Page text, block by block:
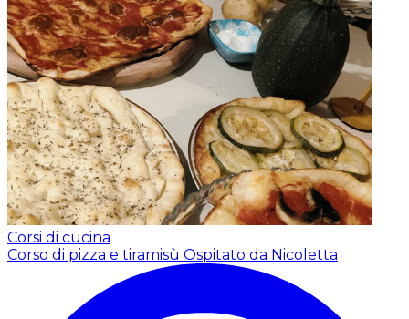
Corsi di cucina
Corso di pizza e tiramisù Ospitato da Nicoletta